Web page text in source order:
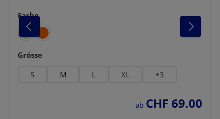
Farbe
auswählen
Grösse
S M L XL +3
regulärer preis:
ab CHF 69.00